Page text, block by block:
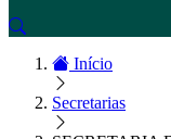
Início
Secretarias